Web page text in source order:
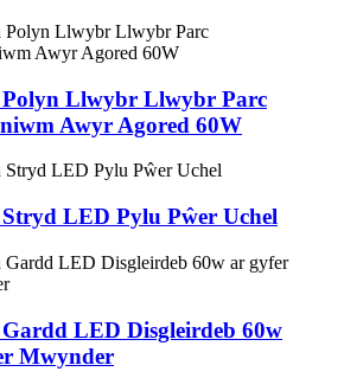
Polyn Llwybr Llwybr Parc
Awyr Agored 60W
LED Pylu Pŵer Uchel
LED Disgleirdeb 60w
Mwynder